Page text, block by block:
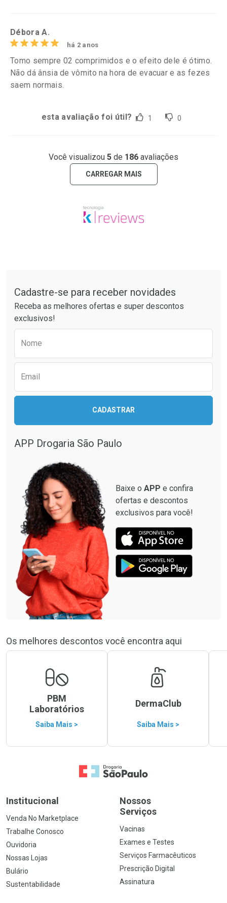
Débora A.
há 2 anos
Tomo sempre 02 comprimidos e o efeito dele é ótimo.
Não dá ânsia de vômito na hora de evacuar e as fezes
saem normais.
esta avaliação foi útil? 1 0
Você visualizou 5 de 186 avaliações
CARREGAR MAIS
Cadastre-se para receber novidades
Receba as melhores ofertas e super descontos
exclusivos!
Nome
Email
CADASTRAR
APP Drogaria São Paulo
Baixe o APP e confira
ofertas e descontos
exclusivos para você!
Os melhores descontos você encontra aqui
PBM
Laboratórios
Saiba Mais >
DermaClub
Saiba Mais >
Ir para a Home
Institucional
Venda No Marketplace
Trabalhe Conosco
Ouvidoria
Nossas Lojas
Bulário
Sustentabilidade
Nossos
Serviços
Vacinas
Exames e Testes
Serviços Farmacêuticos
Prescrição Digital
Assinatura